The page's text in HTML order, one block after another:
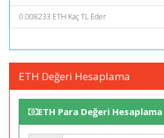
0.008233 ETH Kaç TL Eder
ETH Değeri Hesaplama
ETH Para Değeri Hesaplama